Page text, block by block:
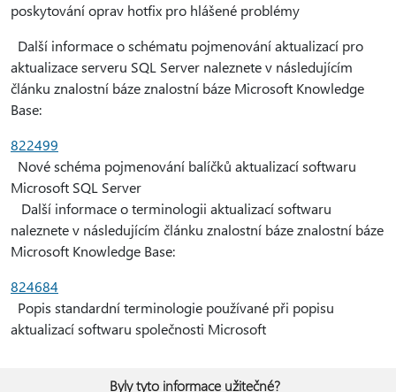
poskytování oprav hotfix pro hlášené problémy
Další informace o schématu pojmenování aktualizací pro
aktualizace serveru SQL Server naleznete v následujícím
článku znalostní báze znalostní báze Microsoft Knowledge
Base:
822499
Nové schéma pojmenování balíčků aktualizací softwaru
Microsoft SQL Server
Další informace o terminologii aktualizací softwaru
naleznete v následujícím článku znalostní báze znalostní báze
Microsoft Knowledge Base:
824684
Popis standardní terminologie používané při popisu
aktualizací softwaru společnosti Microsoft
Byly tyto informace užitečné?